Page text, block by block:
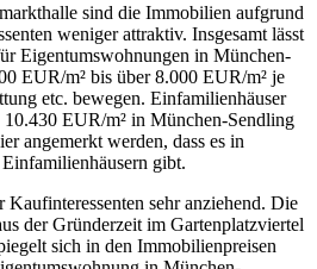
sind die Immobilien aufgrund
weniger attraktiv. Insgesamt lässt
Eigentumswohnungen in München-
EUR/m² bis über 8.000 EUR/m² je
etc. bewegen. Einfamilienhäuser
EUR/m² in München-Sendling
angemerkt werden, dass es in
gibt.
sehr anziehend. Die
der Gründerzeit im Gartenplatzviertel
sich in den Immobilienpreisen